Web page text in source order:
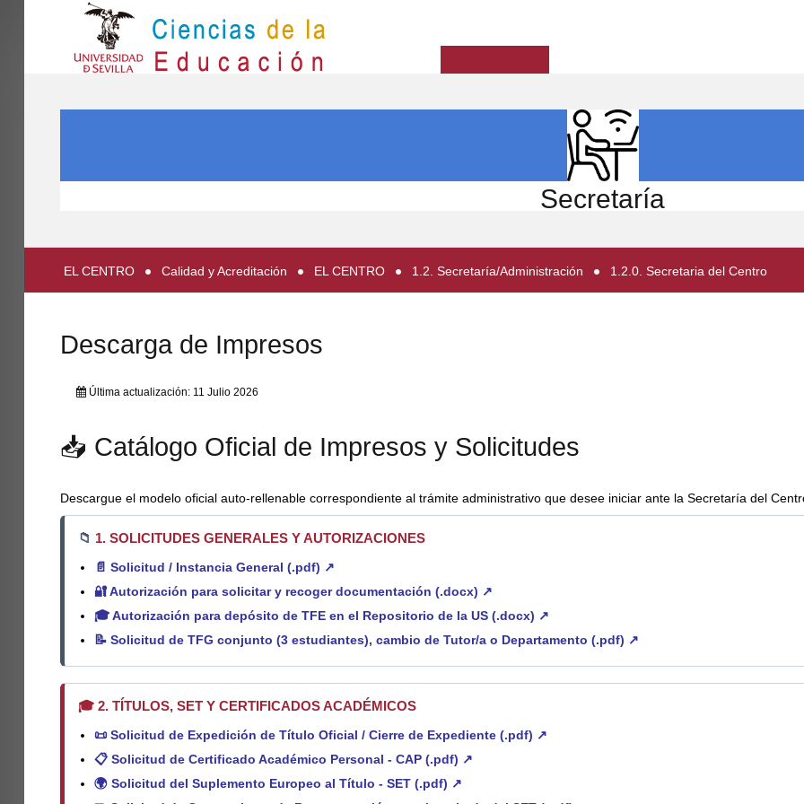
PARTICIPA
Secretaría
EL CENTRO Calidad y Acreditación EL CENTRO 1.2. Secretaría/Administración 1.2.0. Secretaria del Centro
Descarga de Impresos
Última actualización: 11 Julio 2026
📥 Catálogo Oficial de Impresos y Solicitudes
Descargue el modelo oficial auto-rellenable correspondiente al trámite administrativo que desee iniciar ante la Secretaría del
📁 1. SOLICITUDES GENERALES Y AUTORIZACIONES
📄 Solicitud / Instancia General (.pdf) ↗
🔐Autorización para solicitar y recoger documentación (.docx) ↗
🎓Autorización para depósito de TFE en el Repositorio de la US (.docx) ↗
📝 Solicitud de TFG conjunto (3 estudiantes), cambio de Tutor/a o Departamento (.pdf) ↗
🎓 2. TÍTULOS, SET Y CERTIFICADOS ACADÉMICOS
📜 Solicitud de Expedición de Título Oficial / Cierre de Expediente (.pdf) ↗
📋 Solicitud de Certificado Académico Personal - CAP (.pdf) ↗
🌍 Solicitud del Suplemento Europeo al Título - SET (.pdf) ↗